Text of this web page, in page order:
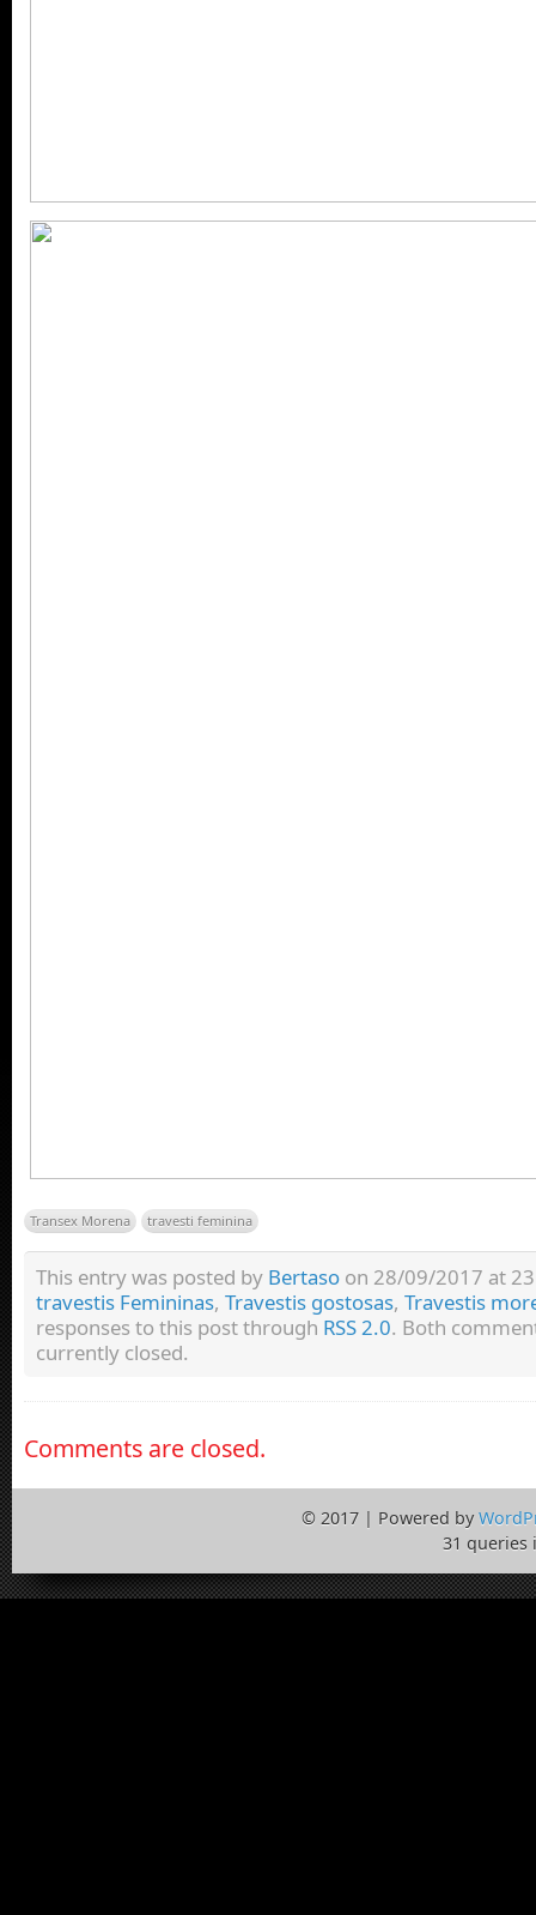
Transex Morena travesti feminina
This entry was posted by Bertaso on 28/09/2017 at
travestis Femininas, Travestis gostosas, Travestis
responses to this post through RSS 2.0. Both
currently closed.
Comments are closed.
© 2017 | Powered by
31 queries